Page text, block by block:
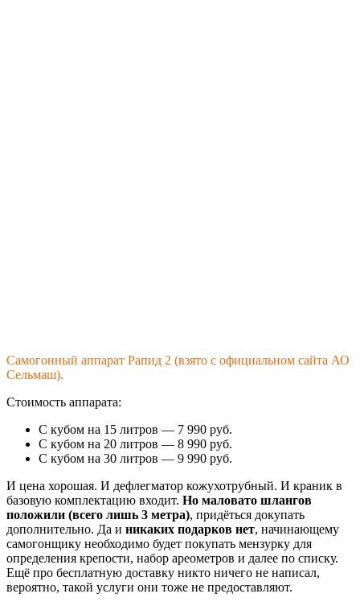
Самогонный аппарат Рапид 2 (взято с официальном сайта АО
Сельмаш).
Стоимость аппарата:
С кубом на 15 литров — 7 990 руб.
С кубом на 20 литров — 8 990 руб.
С кубом на 30 литров — 9 990 руб.
И цена хорошая. И дефлегматор кожухотрубный. И краник в
базовую комплектацию входит. Но маловато шлангов
положили (всего лишь 3 метра), придёться докупать
дополнительно. Да и никаких подарков нет, начинающему
самогонщику необходимо будет покупать мензурку для
определения крепости, набор ареометров и далее по списку.
Ещё про бесплатную доставку никто ничего не написал,
вероятно, такой услуги они тоже не предоставляют.